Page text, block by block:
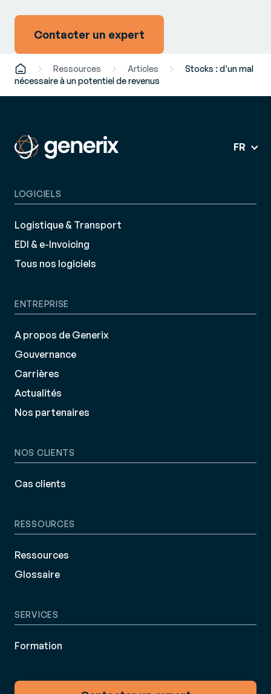
Contacter un expert
Ressources Articles
Stocks : d’un mal
nécessaire à un potentiel de revenus
FR
LOGICIELS
Logistique & Transport
EDI & e-Invoicing
Tous nos logiciels
ENTREPRISE
A propos de Generix
Gouvernance
Carrières
Actualités
Nos partenaires
NOS CLIENTS
Cas clients
RESSOURCES
Ressources
Glossaire
SERVICES
Formation